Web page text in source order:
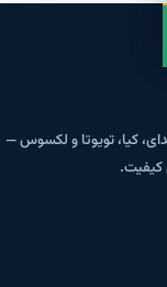
کیا، تویوتا و لکسوس —
کیفیت.